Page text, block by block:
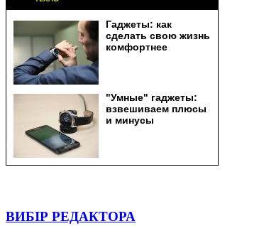
ВИБІР РЕДАКТОРА